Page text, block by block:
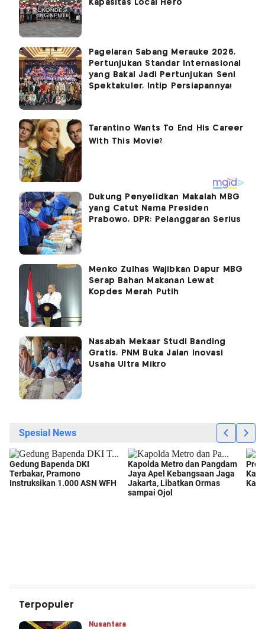
Kapasitas Local Hero
Pagelaran Sabang Merauke 2026,
Pertunjukan Standar Internasional
yang Bakal Jadi Pertunjukan Seni
Spektakuler, Intip Persiapannya!
Dukung Penyelidkan Makalah MBG
yang Catut Nama Presiden
Prabowo, DPR: Pelanggaran Serius
Menko Zulhas Wajibkan Dapur MBG
Serap Bahan Makanan Lewat
Kopdes Merah Putih
Nasabah Mekaar Studi Banding
Gratis, PNM Buka Jalan Inovasi
Usaha Ultra Mikro
Terpopuler
Nusantara